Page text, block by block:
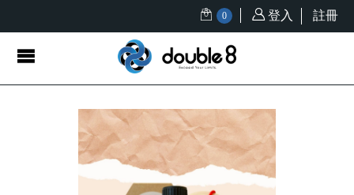
0 登入 註冊